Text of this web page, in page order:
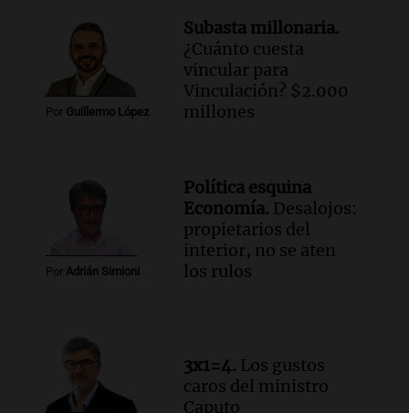
Por Guillermo López
Subasta millonaria.
¿Cuánto cuesta
vincular para
Vinculación? $2.000
millones
Por Adrián Simioni
Política esquina
Economía. Desalojos:
propietarios del
interior, no se aten
los rulos
3x1=4. Los gustos
caros del ministro
Caputo